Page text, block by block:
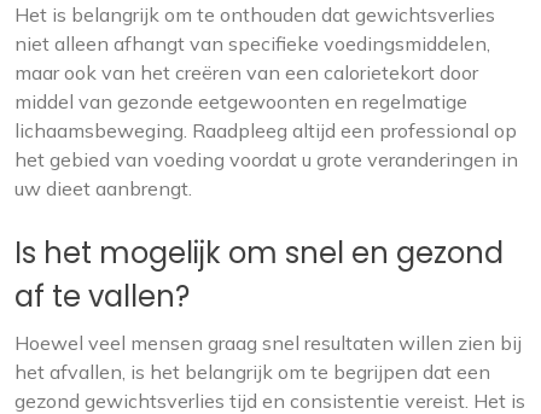
Het is belangrijk om te onthouden dat gewichtsverlies
niet alleen afhangt van specifieke voedingsmiddelen,
maar ook van het creëren van een calorietekort door
middel van gezonde eetgewoonten en regelmatige
lichaamsbeweging. Raadpleeg altijd een professional op
het gebied van voeding voordat u grote veranderingen in
uw dieet aanbrengt.
Is het mogelijk om snel en gezond
af te vallen?
Hoewel veel mensen graag snel resultaten willen zien bij
het afvallen, is het belangrijk om te begrijpen dat een
gezond gewichtsverlies tijd en consistentie vereist. Het is